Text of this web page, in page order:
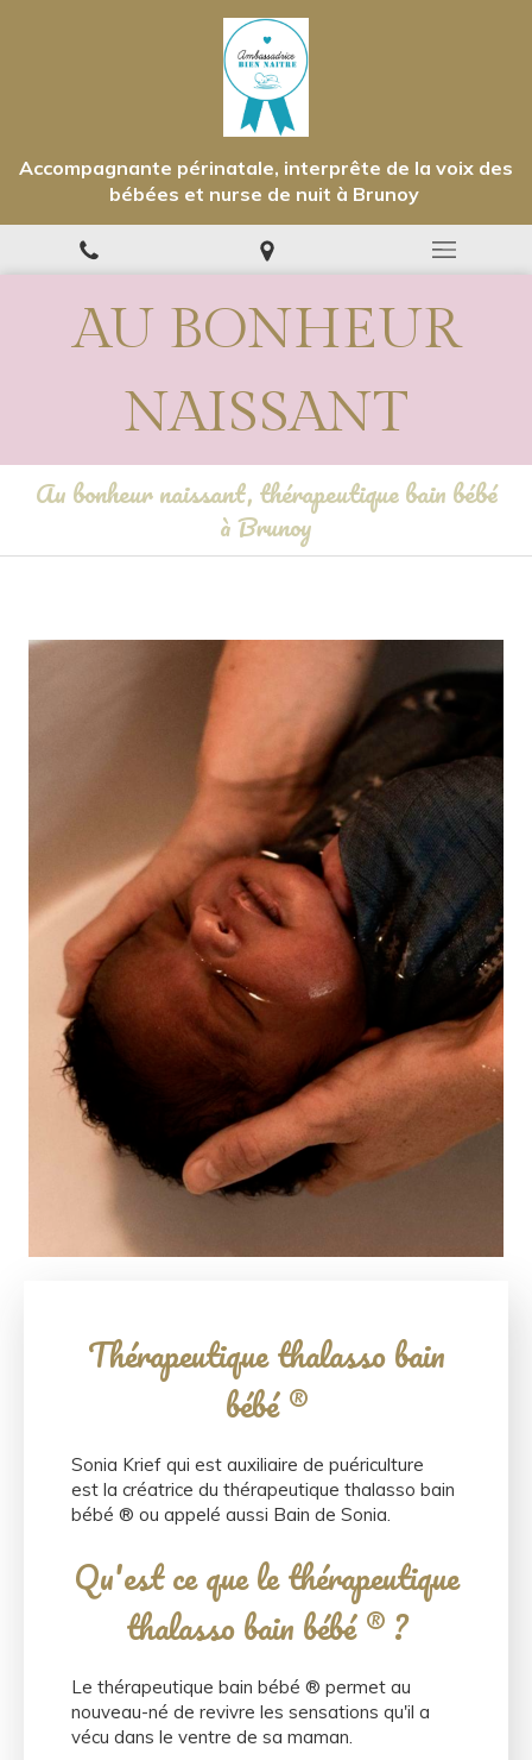
Accompagnante périnatale, interprête de la voix des
bébées et nurse de nuit à Brunoy
AU BONHEUR
NAISSANT
Au bonheur naissant, thérapeutique bain bébé
à Brunoy
Thérapeutique thalasso bain
bébé ®
Sonia Krief qui est auxiliaire de puériculture
est la créatrice du thérapeutique thalasso bain
bébé ® ou appelé aussi Bain de Sonia.
Qu'est ce que le thérapeutique
thalasso bain bébé ® ?
Le thérapeutique bain bébé ® permet au
nouveau-né de revivre les sensations qu'il a
vécu dans le ventre de sa maman.